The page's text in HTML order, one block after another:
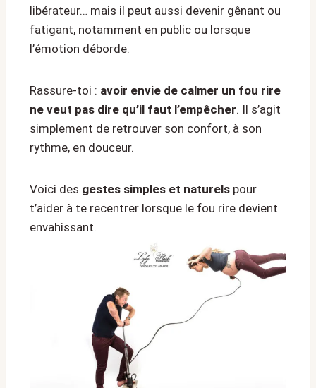
libérateur… mais il peut aussi devenir gênant ou
fatigant, notamment en public ou lorsque
l’émotion déborde.
Rassure-toi : avoir envie de calmer un fou rire
ne veut pas dire qu’il faut l’empêcher. Il s’agit
simplement de retrouver son confort, à son
rythme, en douceur.
Voici des gestes simples et naturels pour
t’aider à te recentrer lorsque le fou rire devient
envahissant.